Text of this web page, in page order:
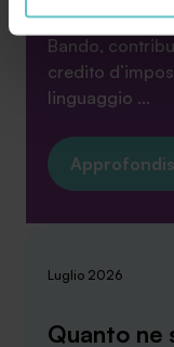
cookie potranno
quelli tecnici che
sito. Cliccando su
implementare tutti
verranno installati
funzionamento del
ti invitiamo a
Bando,
credito
linguaggio ...
Luglio 2026
Quanto ne